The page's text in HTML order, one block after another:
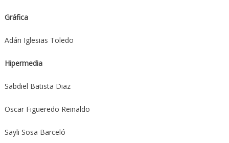
Gráfica
Adán Iglesias Toledo
Hipermedia
Sabdiel Batista Diaz
Oscar Figueredo Reinaldo
Sayli Sosa Barceló